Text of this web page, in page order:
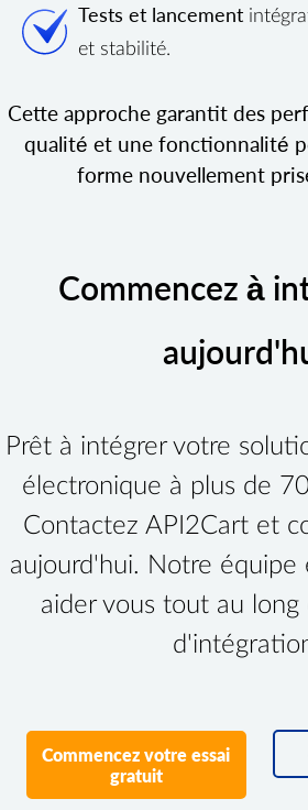
Tests et lancement
et stabilité.
Cette approche garantit des
qualité et une fonctionnalité
forme nouvellement
Commencez à
Prêt à intégrer votre
électronique à plus de
Contactez API2Cart et
aujourd'hui. Notre équipe
aider vous tout au long
Commencez votre essai
gratuit